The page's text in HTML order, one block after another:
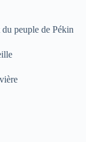
peuple de Pékin